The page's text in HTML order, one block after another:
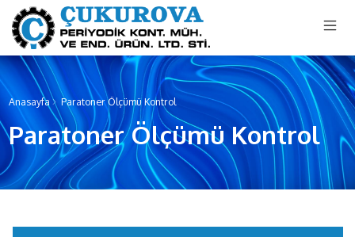
Anasayfa Paratoner Ölçümü Kontrol
Paratoner Ölçümü Kontrol